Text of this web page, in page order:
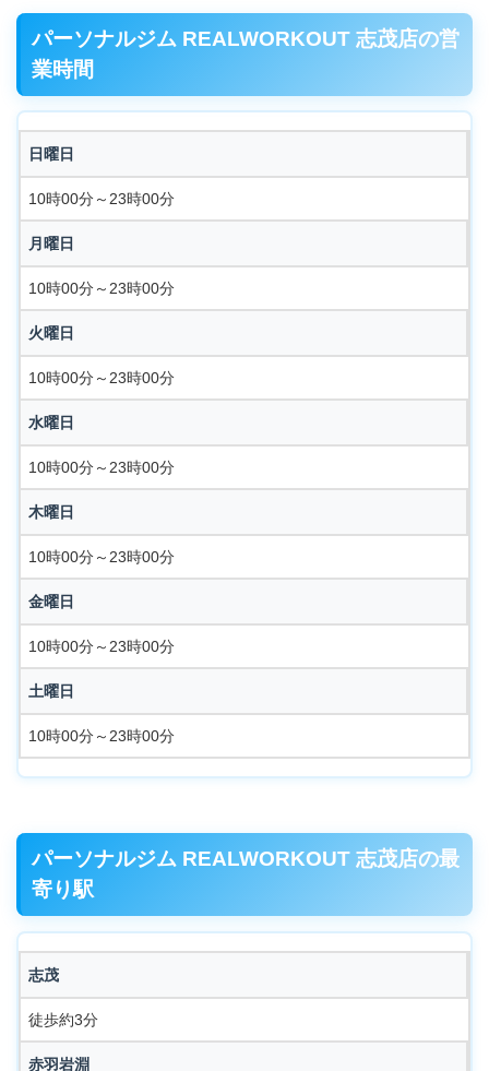
パーソナルジム REALWORKOUT 志茂店の営
業時間
日曜日
10時00分～23時00分
月曜日
10時00分～23時00分
火曜日
10時00分～23時00分
水曜日
10時00分～23時00分
木曜日
10時00分～23時00分
金曜日
10時00分～23時00分
土曜日
10時00分～23時00分
パーソナルジム REALWORKOUT 志茂店の最
寄り駅
志茂
徒歩約3分
赤羽岩淵